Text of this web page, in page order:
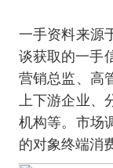
一手资料来源
谈获取的一手
营销总监、高
上下游企业
机构等。市场
的对象终端消